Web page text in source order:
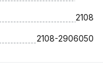
2108
2108-2906050